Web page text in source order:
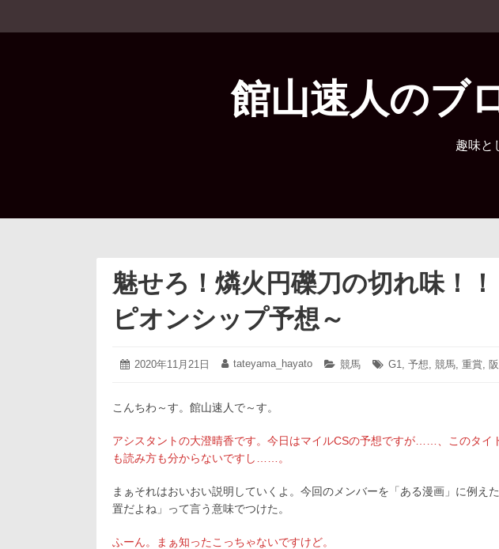
館山速人のブ
趣味と
魅せろ！燐火円礫刀の切れ味！
ピオンシップ予想～
投
2020年11月21日
2020
月
21
投
tateyama_hayato
カ
競馬
タ
G1, 予想, 競馬, 重賞,
こんちわ～す。館山速人で～す。
アシスタントの大澄晴香です。今日はマイルCSの予想ですが……、このタイ
も読み方も分からないですし……。
まぁそれはおいおい説明していくよ。今回のメンバーを「ある漫画」に例え
置だよね」って言う意味でつけた。
ふーん。まぁ知ったこっちゃないですけど。